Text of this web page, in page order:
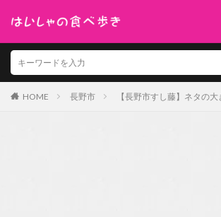
HOME 長野市 【長野市すし藤】ネタの